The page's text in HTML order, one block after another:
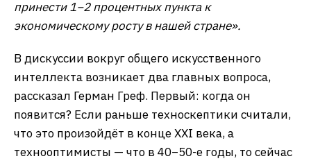
принести 1−2 процентных пункта к
экономическому росту в нашей стране».
В дискуссии вокруг общего искусственного
интеллекта возникает два главных вопроса,
рассказал Герман Греф. Первый: когда он
появится? Если раньше техноскептики считали,
что это произойдёт в конце XXI века, а
технооптимисты — что в 40−50-е годы, то сейчас